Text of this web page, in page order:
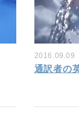
2016.09.09
通訳者の